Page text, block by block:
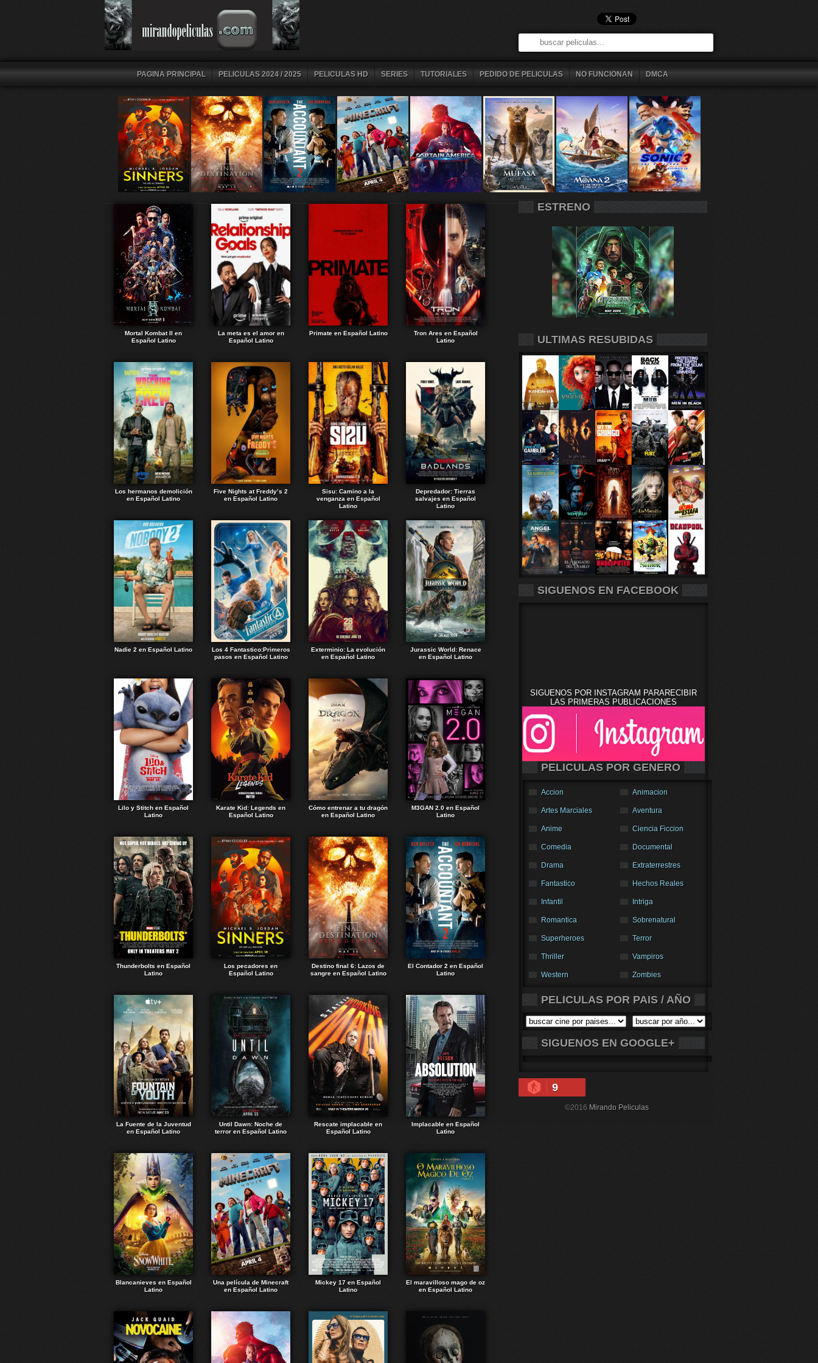
PAGINA PRINCIPAL PELICULAS 2024 / 2025 PELICULAS HD SERIES TUTORIALES PEDIDO DE PELICULAS NO FUNCIONAN DMCA
Mortal Kombat II en
Español Latino
La meta es el amor en
Español Latino
Primate en Español Latino
Tron Ares en Español
Latino
Los hermanos demolición
en Español Latino
Five Nights at Freddy’s 2
en Español Latino
Sisu: Camino a la
venganza en Español
Latino
Depredador: Tierras
salvajes en Español
Latino
Nadie 2 en Español Latino
Los 4 Fantastico:Primeros
pasos en Español Latino
Exterminio: La evolución
en Español Latino
Jurassic World: Renace
en Español Latino
Lilo y Stitch en Español
Latino
Karate Kid: Legends en
Español Latino
Cómo entrenar a tu dragón
en Español Latino
M3GAN 2.0 en Español
Latino
Thunderbolts en Español
Latino
Los pecadores en
Español Latino
Destino final 6: Lazos de
sangre en Español Latino
El Contador 2 en Español
Latino
La Fuente de la Juventud
en Español Latino
Until Dawn: Noche de
terror en Español Latino
Rescate implacable en
Español Latino
Implacable en Español
Latino
Blancanieves en Español
Latino
Una película de Minecraft
en Español Latino
Mickey 17 en Español
Latino
El maravilloso mago de oz
en Español Latino
ESTRENO
ULTIMAS RESUBIDAS
SIGUENOS EN FACEBOOK
SIGUENOS POR INSTAGRAM PARARECIBIR
LAS PRIMERAS PUBLICACIONES
PELICULAS POR GENERO
Accion Animacion
Artes Marciales Aventura
Anime Ciencia Ficcion
Comedia Documental
Drama Extraterrestres
Fantastico Hechos Reales
Infantil Intriga
Romantica Sobrenatural
Superheroes Terror
Thriller Vampiros
Western Zombies
PELICULAS POR PAIS / AÑO
SIGUENOS EN GOOGLE+
9
©2016 Mirando Peliculas